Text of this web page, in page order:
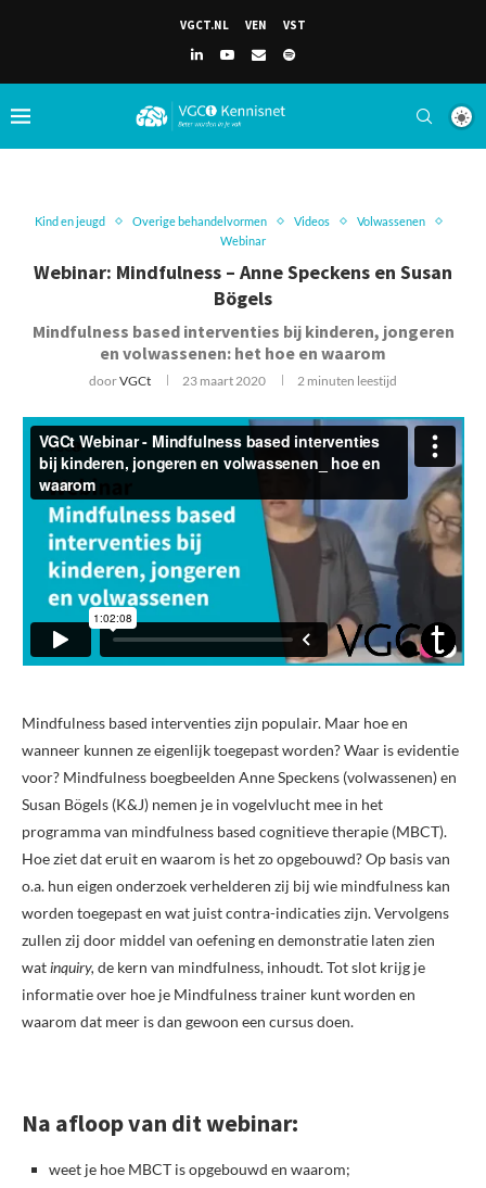
VGCT.NL VEN VST
Kind en jeugd Overige behandelvormen Videos
Volwassenen
Webinar
Webinar: Mindfulness – Anne Speckens en Susan
Bögels
Mindfulness based interventies bij kinderen, jongeren
en volwassenen: het hoe en waarom
doorVGCt 23 maart 2020 2 minuten leestijd
Mindfulness based interventies zijn populair. Maar hoe en
wanneer kunnen ze eigenlijk toegepast worden? Waar is evidentie
voor? Mindfulness boegbeelden Anne Speckens (volwassenen) en
Susan Bögels (K&J) nemen je in vogelvlucht mee in het
programma van mindfulness based cognitieve therapie (MBCT).
Hoe ziet dat eruit en waarom is het zo opgebouwd? Op basis van
o.a. hun eigen onderzoek verhelderen zij bij wie mindfulness kan
worden toegepast en wat juist contra-indicaties zijn. Vervolgens
zullen zij door middel van oefening en demonstratie laten zien
watinquiry, de kern van mindfulness, inhoudt. Tot slot krijg je
informatie over hoe je Mindfulness trainer kunt worden en
waarom dat meer is dan gewoon een cursus doen.
Na afloop van dit webinar:
weet je hoe MBCT is opgebouwd en waarom;